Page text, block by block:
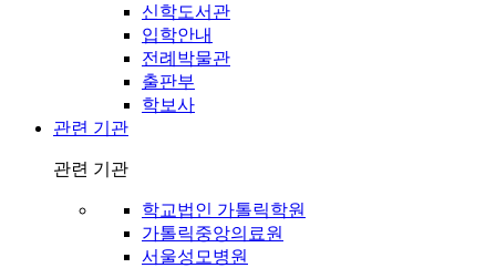
신학도서관
입학안내
전례박물관
출판부
학보사
관련 기관
관련 기관
학교법인 가톨릭학원
가톨릭중앙의료원
서울성모병원